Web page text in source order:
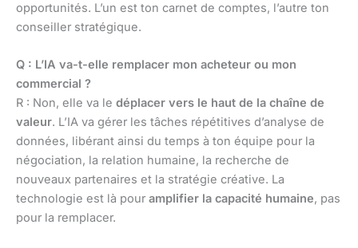
opportunités. L’un est ton carnet de comptes, l’autre ton
conseiller stratégique.
Q : L’IA va-t-elle remplacer mon acheteur ou mon
commercial ?
R : Non, elle va le déplacer vers le haut de la chaîne de
valeur. L’IA va gérer les tâches répétitives d’analyse de
données, libérant ainsi du temps à ton équipe pour la
négociation, la relation humaine, la recherche de
nouveaux partenaires et la stratégie créative. La
technologie est là pour amplifier la capacité humaine, pas
pour la remplacer.